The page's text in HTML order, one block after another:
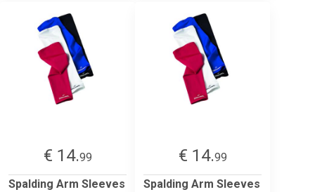
€ 14.99
Spalding Arm Sleeves
€ 14.99
Spalding Arm Sleeves